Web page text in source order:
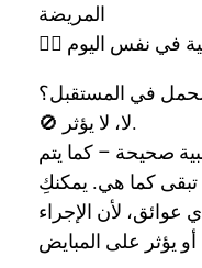
المريضة
في نفس اليوم
في المستقبل؟
🚫 لا، لا يؤثر.
صحيحة – كما يتم
تبقى كما هي. يمكنكِ
لأن الإجراء